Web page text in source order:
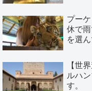
プー
休で
を選
【世
ルハ
す。